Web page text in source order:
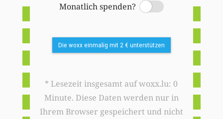
Monatlich spenden?
Switch
Die woxx einmalig mit 2 € unterstützen
* Lesezeit insgesamt auf woxx.lu: 0
Minute. Diese Daten werden nur in
Ihrem Browser gespeichert und nicht